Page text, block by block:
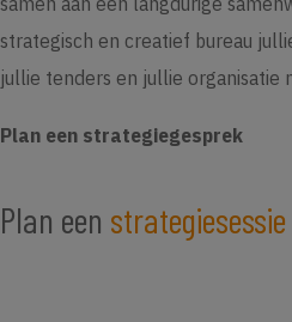
strategisch en creatief bureau
jullie tenders en jullie organisatie
Plan een strategiegesprek
Plan een strategiesessie